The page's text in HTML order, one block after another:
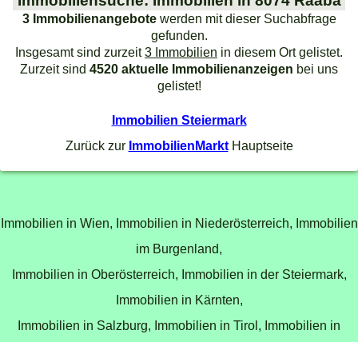
3 Immobilienangebotewerden mit dieser Suchabfrage
gefunden.
Insgesamt sind zurzeit3 Immobilien in diesem Ort gelistet.
Zurzeit sind 4520 aktuelle Immobilienanzeigen bei uns
gelistet!
Immobilien Steiermark
Zurück zur ImmobilienMarktHauptseite
Immobilien in Wien, Immobilien in Niederösterreich, Immobilien
im Burgenland,
Immobilien in Oberösterreich, Immobilien in der Steiermark,
Immobilien in Kärnten,
Immobilien in Salzburg, Immobilien in Tirol, Immobilien in